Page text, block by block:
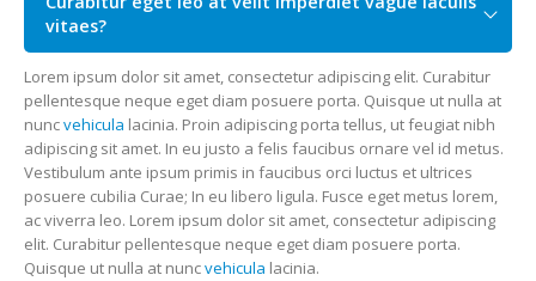
vitaes?
Lorem ipsum dolor sit amet, consectetur adipiscing elit. Curabitur
pellentesque neque eget diam posuere porta. Quisque ut nulla at
nuncvehicula lacinia. Proin adipiscing porta tellus, ut feugiat nibh
adipiscing sit amet. In eu justo a felis faucibus ornare vel id metus.
Vestibulum ante ipsum primis in faucibus orci luctus et ultrices
posuere cubilia Curae; In eu libero ligula. Fusce eget metus lorem,
ac viverra leo. Lorem ipsum dolor sit amet, consectetur adipiscing
elit. Curabitur pellentesque neque eget diam posuere porta.
Quisque ut nulla at nuncvehicula lacinia.